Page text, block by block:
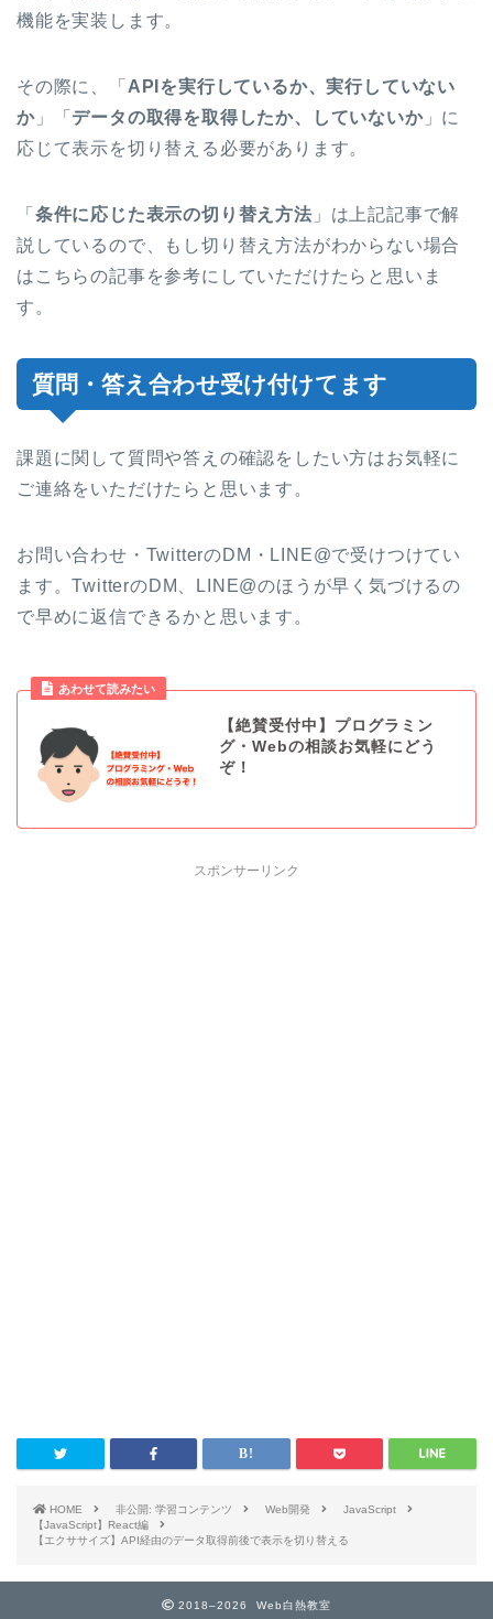
機能を実装します。
その際に、「 APIを実行しているか、実行していない
か」「 データの取得を取得したか、していないか」に
応じて表示を切り替える必要があります。
「 条件に応じた表示の切り替え方法 」は上記記事で解
説しているので、もし切り替え方法がわからない場合
はこちらの記事を参考にしていただけたらと思いま
す。
質問・答え合わせ受け付けてます
課題に関して質問や答えの確認をしたい方はお気軽に
ご連絡をいただけたらと思います。
お問い合わせ・TwitterのDM・LINE@で受けつけてい
ます。TwitterのDM、LINE@のほうが早く気づけるの
で早めに返信できるかと思います。
あわせて読みたい
【絶賛受付中】プログラミン
グ・Webの相談お気軽にどう
ぞ！
スポンサーリンク
HOME 非公開: 学習コンテンツ Web開発
JavaScript
【JavaScript】React編
【エクササイズ】API経由のデータ取得前後で表示を切り替える
2018–2026 Web白熱教室